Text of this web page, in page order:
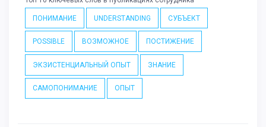
ПОНИМАНИЕ UNDERSTANDING СУБЪЕКТ
POSSIBLE ВОЗМОЖНОЕ ПОСТИЖЕНИЕ
ЭКЗИСТЕНЦИАЛЬНЫЙ ОПЫТ ЗНАНИЕ
САМОПОНИМАНИЕ ОПЫТ